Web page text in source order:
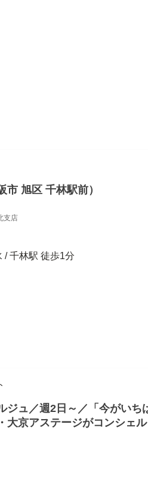
市 旭区 千林駅前）
支店
/ 千林駅 徒歩1分
ジュ／週2日～／「今がいち
大京アステージがコンシェ